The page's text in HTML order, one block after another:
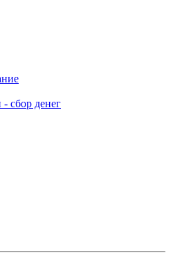
сбор денег